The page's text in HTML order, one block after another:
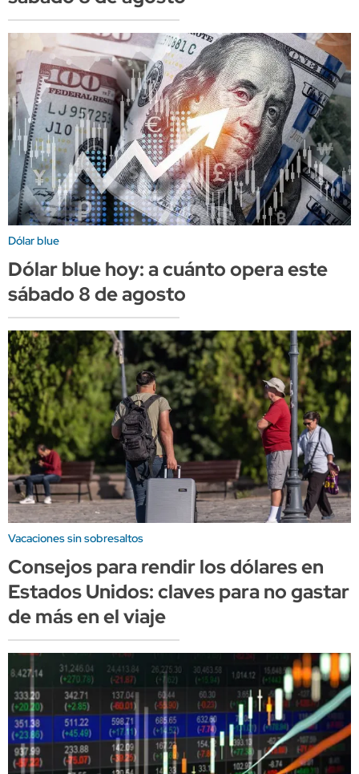
Dólar blue
Dólar blue hoy: a cuánto opera este
sábado 8 de agosto
Vacaciones sin sobresaltos
Consejos para rendir los dólares en
Estados Unidos: claves para no gastar
de más en el viaje